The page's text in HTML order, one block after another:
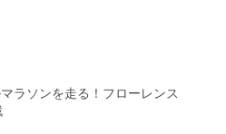
ラソンを走る！フローレンス